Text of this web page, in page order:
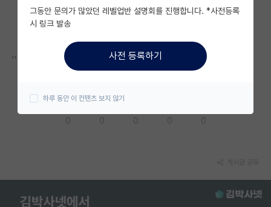
미국 유학 게시판
미국 대학원 합격 후기 게시판
대학원생 모집 게시판
연구실(PI) 홍보 게시판
그동안 문의가 많았던 레벨업반 설명회를 진행합니다. *사전등록
시 링크 발송
사전 등록하기
하루 동안 이 컨텐츠 보지 않기